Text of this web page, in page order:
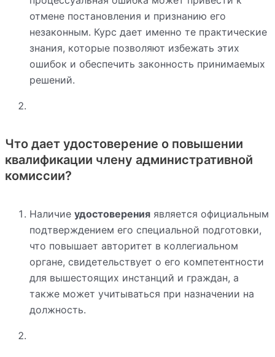
отмене постановления и признанию его
незаконным. Курс дает именно те практические
знания, которые позволяют избежать этих
ошибок и обеспечить законность принимаемых
решений.
Что дает удостоверение о повышении
квалификации члену административной
комиссии?
Наличие удостоверения является официальным
подтверждением его специальной подготовки,
что повышает авторитет в коллегиальном
органе, свидетельствует о его компетентности
для вышестоящих инстанций и граждан, а
также может учитываться при назначении на
должность.